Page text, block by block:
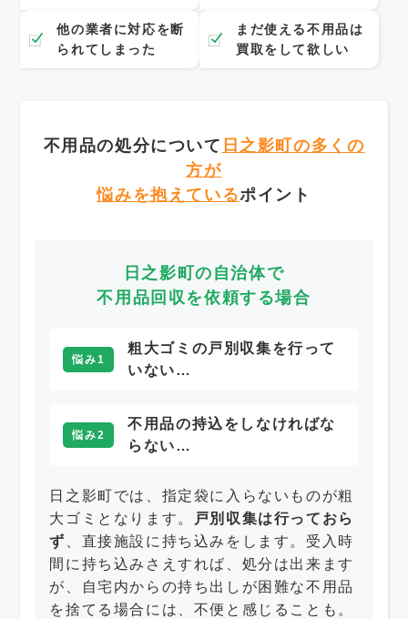
他の業者に対応を断
られてしまった
まだ使える不用品は
買取をして欲しい
不用品の処分について 日之影町の多くの
方が
悩みを抱えているポイント
日之影町の自治体で
不用品回収を依頼する場合
悩み1
粗大ゴミの戸別収集を行って
いない…
悩み2
不用品の持込をしなければな
らない…
日之影町では、指定袋に入らないものが粗
大ゴミとなります。
戸別収集は行っておら
ず
、直接施設に持ち込みをします。受入時
間に持ち込みさえすれば、処分は出来ます
が、自宅内からの持ち出しが困難な不用品
を捨てる場合には、不便と感じることも。